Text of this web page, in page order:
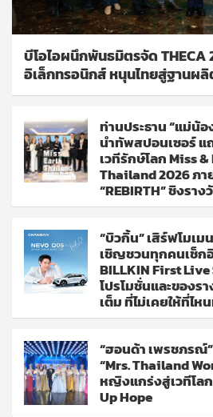
บีโอไอผนึกพันธมิตรจัด THECA
อิเล็กทรอนิกส์ หนุนไทยสู่ฐานผลิ
ท่านประธาน “แม่น้
นำทัพสปอนเซอร์ แ
เวทีรักษ์โลก Miss
Thailand 2026 ภา
“REBIRTH” ชิงรา
“บิวกิ้น” เสิร์ฟโมเ
เชิญชวนทุกคนเช็กอิ
BILLKIN First
โปรโมชั่นและของ
เต็ม ที่ไม่เคยให้ที่ไห
“ฮอนด้า เพรชภรณ์
“Mrs. Thailand
หญิงแกร่งสู่เวทีโล
Up Hope